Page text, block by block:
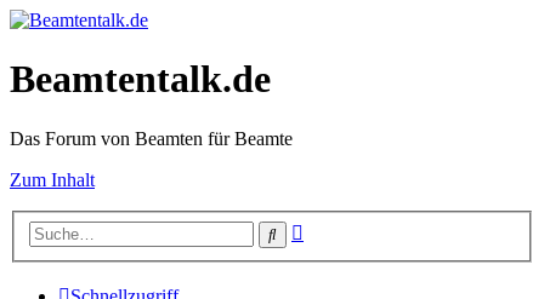
Beamtentalk.de
Das Forum von Beamten für Beamte
Zum Inhalt
Suche